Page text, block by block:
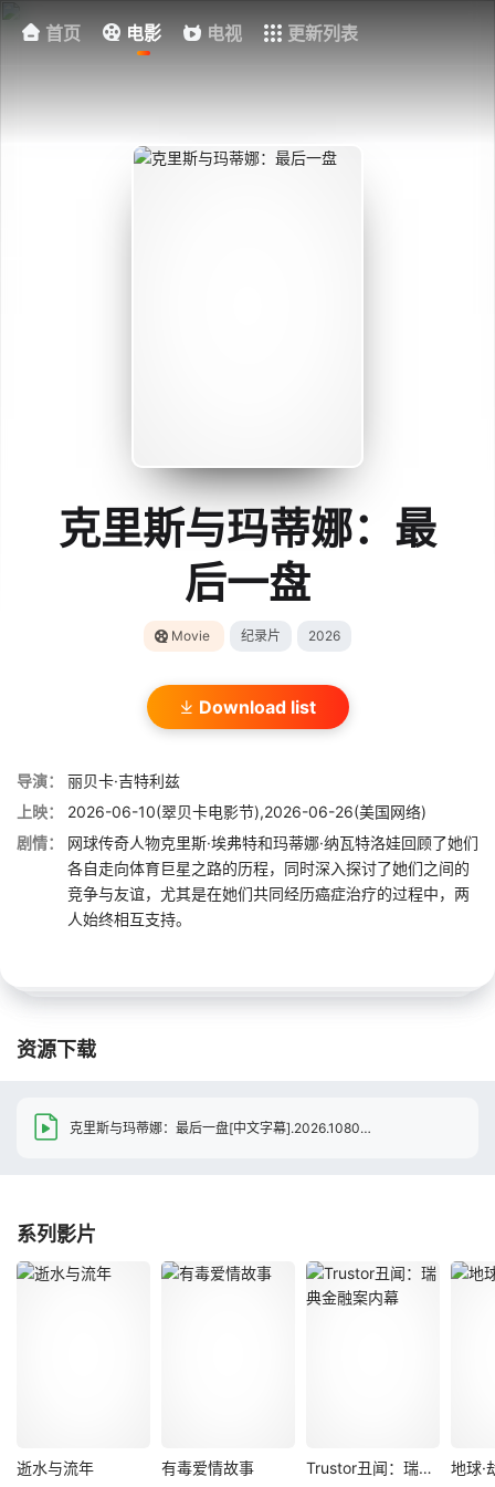
首页 电影 电视 更新列表
克里斯与玛蒂娜：最
后一盘
Movie 纪录片 2026
Download list
导演：
丽贝卡·吉特利兹
上映：
2026-06-10(翠贝卡电影节),2026-06-26(美国网络)
剧情：
网球传奇人物克里斯·埃弗特和玛蒂娜·纳瓦特洛娃回顾了她们
各自走向体育巨星之路的历程，同时深入探讨了她们之间的
竞争与友谊，尤其是在她们共同经历癌症治疗的过程中，两
人始终相互支持。
资源下载
克里斯与玛蒂娜：最后一盘[中文字幕].2026.1080p.NF.WEB-DL.H.264.DDP5.1.Atmos-PandaQT
系列影片
逝水与流年 有毒爱情故事 Trustor丑闻：瑞典金融案内幕 地球·